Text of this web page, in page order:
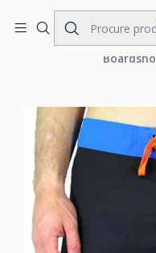
Portes
Início MENS